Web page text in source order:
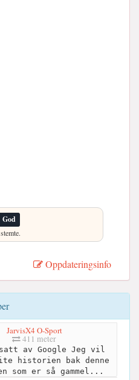
God
Oppdateringsinfo
JarvisX4 O-Sport
411 meter
av Google Jeg vil
historien bak denne
som er så gammel...